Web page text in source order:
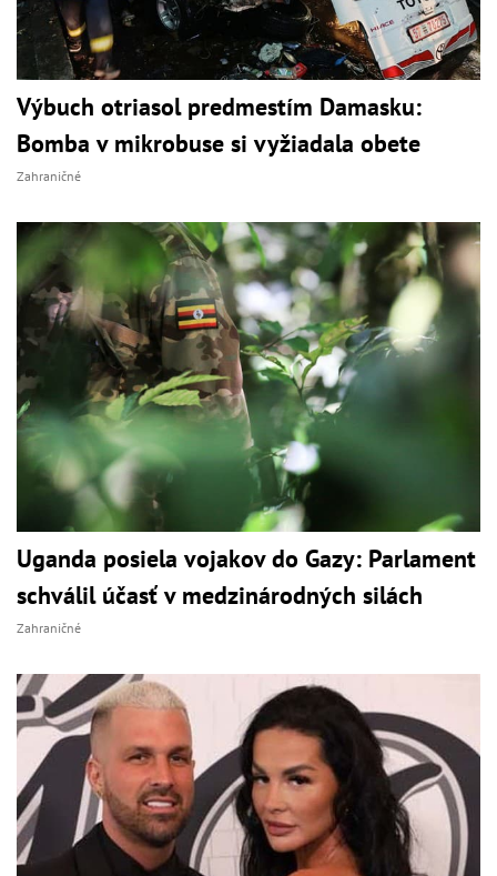
Výbuch otriasol predmestím Damasku:
Bomba v mikrobuse si vyžiadala obete
Zahraničné
Uganda posiela vojakov do Gazy: Parlament
schválil účasť v medzinárodných silách
Zahraničné